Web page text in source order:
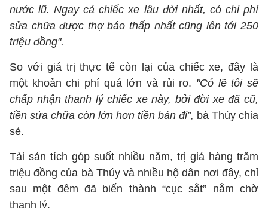
nước lũ. Ngay cả chiếc xe lâu đời nhất, có chi phí
sửa chữa được thợ báo thấp nhất cũng lên tới 250
triệu đồng".
So với giá trị thực tế còn lại của chiếc xe, đây là
một khoản chi phí quá lớn và rủi ro. "Có lẽ tôi sẽ
chấp nhận thanh lý chiếc xe này, bởi đời xe đã cũ,
tiền sửa chữa còn lớn hơn tiền bán đi”, bà Thúy chia
sẻ.
Tài sản tích góp suốt nhiều năm, trị giá hàng trăm
triệu đồng của bà Thúy và nhiều hộ dân nơi đây, chỉ
sau một đêm đã biến thành “cục sắt” nằm chờ
thanh lý.